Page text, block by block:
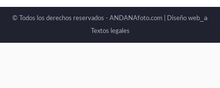
© Todos los derechos reservados - ANDANAfoto.com | Diseño web _a
Textos legales